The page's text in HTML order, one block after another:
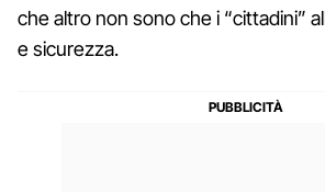
che altro non sono che i “cittadini”
e sicurezza.